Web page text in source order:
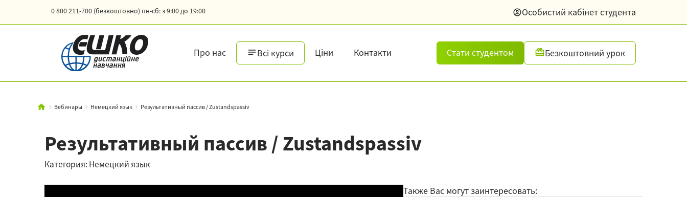
0 800 211-700 (безкоштовно) пн-сб: з 9:00 до 19:00 Особистий кабінет студента
Про нас Всі курси Ціни Контакти Стати студентом Безкоштовний урок
Вебинары Немецкий язык Результативный пассив / Zustandspassiv
Результативный пассив / Zustandspassiv
Категория: Немецкий язык
Также Вас могут заинтересовать: